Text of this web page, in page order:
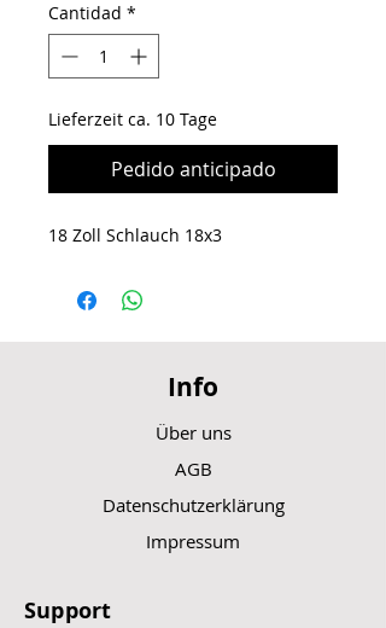
Cantidad *
Lieferzeit ca. 10 Tage
Pedido anticipado
18 Zoll Schlauch 18x3
Info
Über uns
AGB
Datenschutzerklärung
Impressum
Support